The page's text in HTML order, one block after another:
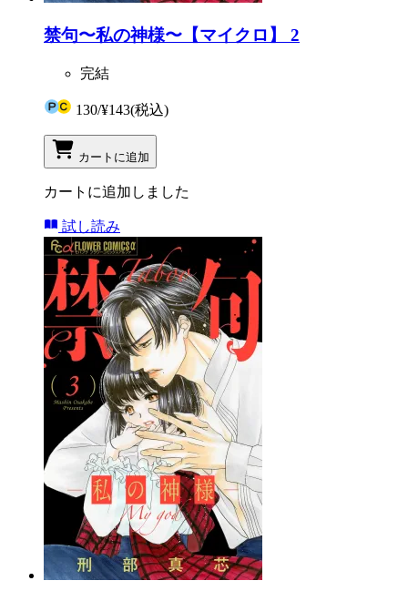
禁句〜私の神様〜【マイクロ】 2
完結
130/¥143(税込)
カートに追加
カートに追加しました
試し読み